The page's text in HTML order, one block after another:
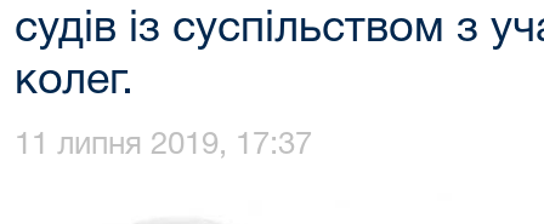
судів із суспільством з
колег.
11 липня 2019, 17:37